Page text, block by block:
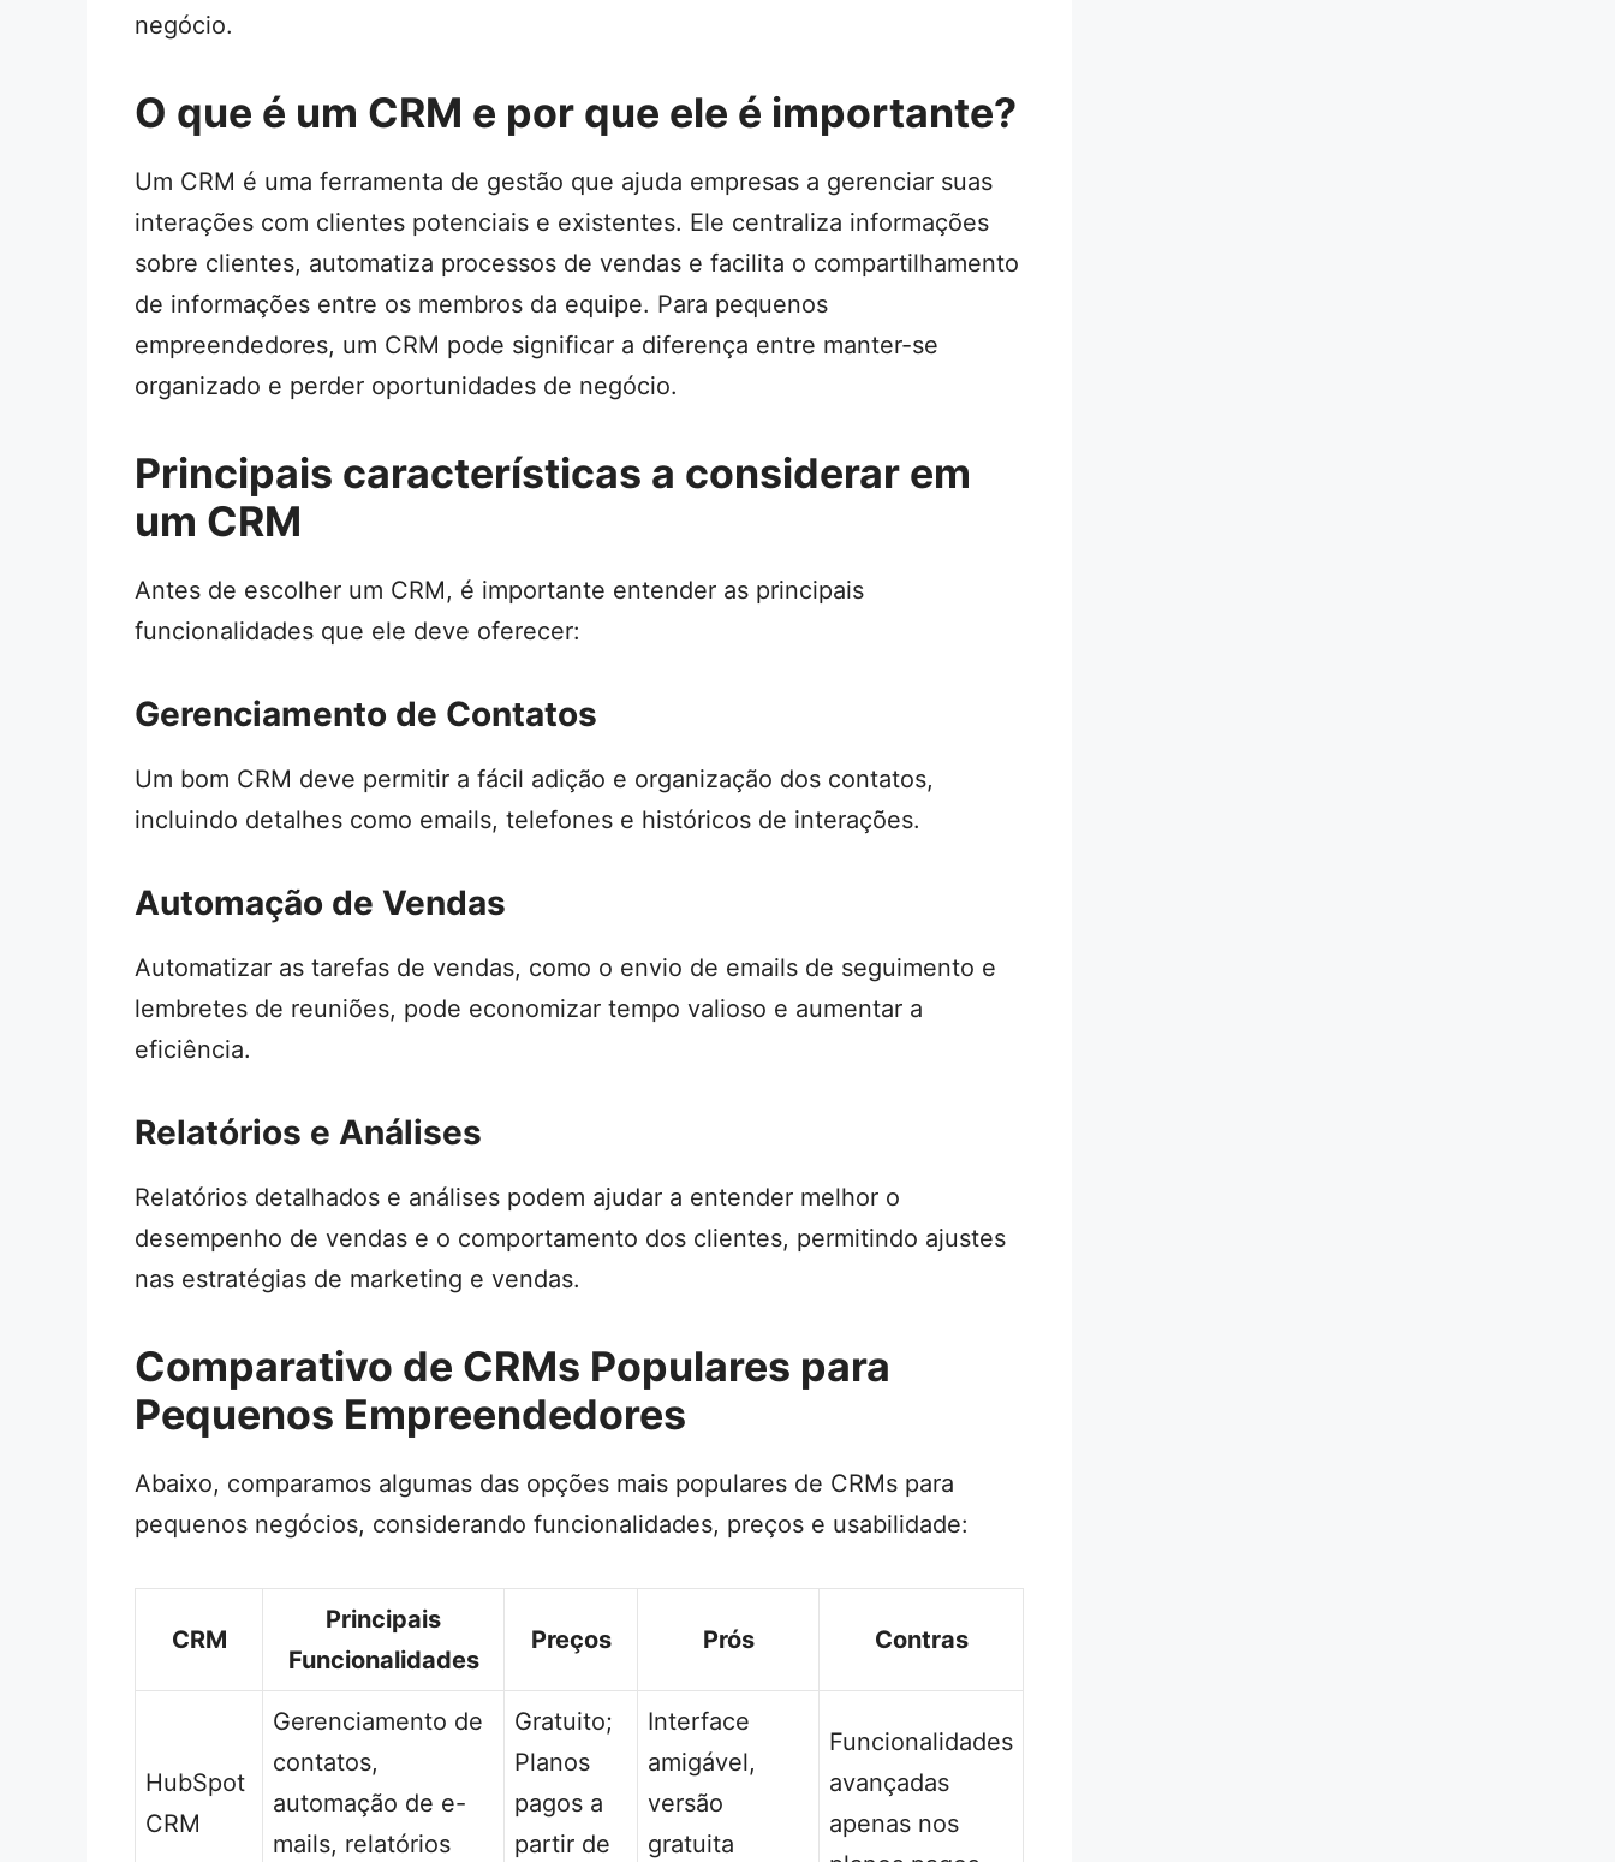
negócio.
O que é um CRM e por que ele é importante?
Um CRM é uma ferramenta de gestão que ajuda empresas a gerenciar suas
interações com clientes potenciais e existentes. Ele centraliza informações
sobre clientes, automatiza processos de vendas e facilita o compartilhamento
de informações entre os membros da equipe. Para pequenos
empreendedores, um CRM pode significar a diferença entre manter-se
organizado e perder oportunidades de negócio.
Principais características a considerar em
um CRM
Antes de escolher um CRM, é importante entender as principais
funcionalidades que ele deve oferecer:
Gerenciamento de Contatos
Um bom CRM deve permitir a fácil adição e organização dos contatos,
incluindo detalhes como emails, telefones e históricos de interações.
Automação de Vendas
Automatizar as tarefas de vendas, como o envio de emails de seguimento e
lembretes de reuniões, pode economizar tempo valioso e aumentar a
eficiência.
Relatórios e Análises
Relatórios detalhados e análises podem ajudar a entender melhor o
desempenho de vendas e o comportamento dos clientes, permitindo ajustes
nas estratégias de marketing e vendas.
Comparativo de CRMs Populares para
Pequenos Empreendedores
Abaixo, comparamos algumas das opções mais populares de CRMs para
pequenos negócios, considerando funcionalidades, preços e usabilidade:
CRM
Principais
Funcionalidades
Preços Prós Contras
HubSpot
CRM
Gerenciamento de
contatos,
automação de e-
mails, relatórios
Gratuito;
Planos
pagos a
partir de
Interface
amigável,
versão
gratuita
Funcionalidades
avançadas
apenas nos